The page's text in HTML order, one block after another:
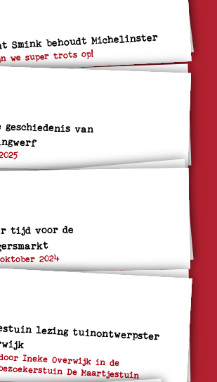
Smink behoudt Michelinster
we super trots op!
van
tijd voor de
2024
lezing tuinontwerpster
Ineke Overwijk in de
De Maartjestuin